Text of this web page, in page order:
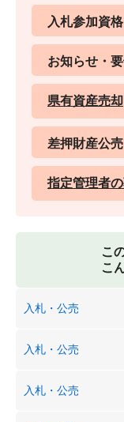
入札参加資格
お知らせ・
県有資産売却
差押財産公売
指定管理者
こ
こ
入札・公売
入札・公売
入札・公売